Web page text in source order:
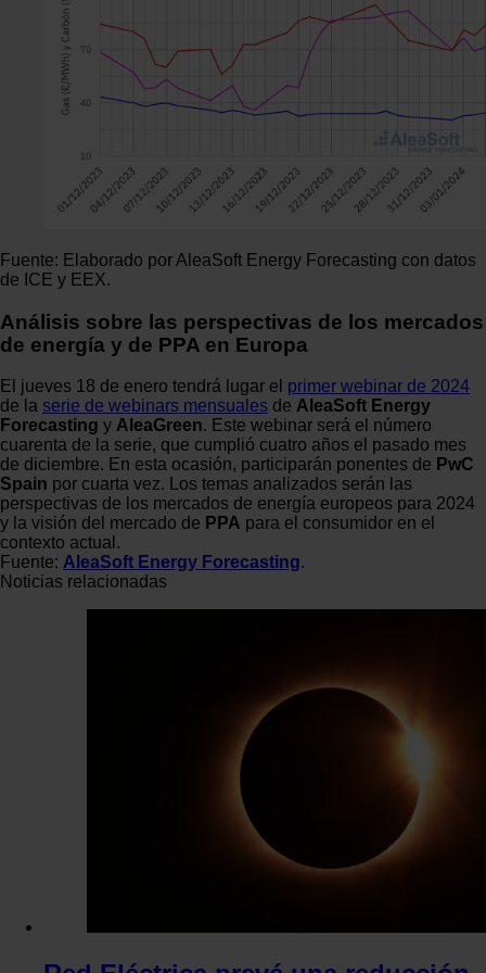
Fuente: Elaborado por AleaSoft Energy Forecasting con datos
de ICE y EEX.
Análisis sobre las perspectivas de los mercados
de energía y de PPA en Europa
El jueves 18 de enero tendrá lugar el primer webinar de 2024
de la serie de webinars mensuales de AleaSoft Energy
Forecasting y AleaGreen. Este webinar será el número
cuarenta de la serie, que cumplió cuatro años el pasado mes
de diciembre. En esta ocasión, participarán ponentes de PwC
Spain por cuarta vez. Los temas analizados serán las
perspectivas de los mercados de energía europeos para 2024
y la visión del mercado de PPA para el consumidor en el
contexto actual.
Fuente: AleaSoft Energy Forecasting.
Noticias relacionadas